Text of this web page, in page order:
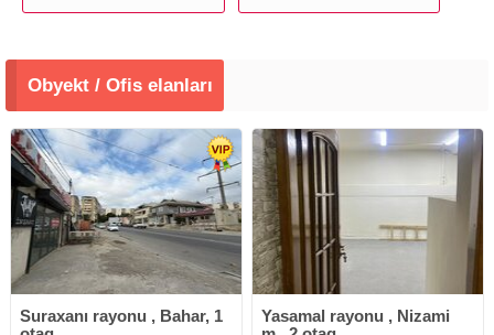
Obyekt / Ofis elanları
Suraxanı rayonu , Bahar, 1
Yasamal rayonu , Nizami